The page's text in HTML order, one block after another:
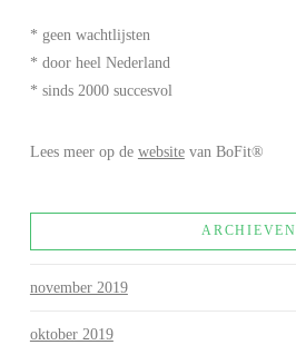
* geen wachtlijsten
* door heel Nederland
* sinds 2000 succesvol
Lees meer op de websitevan BoFit®
ARCHIEVEN
november 2019
oktober 2019